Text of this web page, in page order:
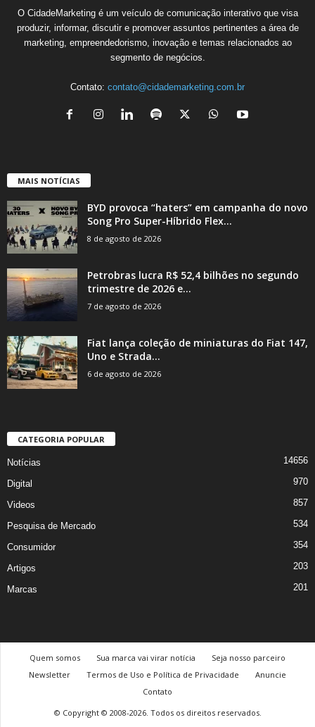
O CidadeMarketing é um veículo de comunicação interativo que visa
produzir, informar, discutir e promover assuntos pertinentes a área de
marketing, empreendedorismo, inovação e temas relacionados ao
segmento de negócios.
Contato: contato@cidademarketing.com.br
MAIS NOTÍCIAS
BYD provoca “haters” em campanha do novo
Song Pro Super-Híbrido Flex...
8 de agosto de 2026
Petrobras lucra R$ 52,4 bilhões no segundo
trimestre de 2026 e...
7 de agosto de 2026
Fiat lança coleção de miniaturas do Fiat 147,
Uno e Strada...
6 de agosto de 2026
CATEGORIA POPULAR
Notícias 14656
Digital 970
Videos 857
Pesquisa de Mercado 534
Consumidor 354
Artigos 203
Marcas 201
Quem somos Sua marca vai virar notícia
Seja nosso parceiro
Newsletter
Termos de Uso e Política de Privacidade
Anuncie
Contato
© Copyright © 2008-2026. Todos os direitos reservados.